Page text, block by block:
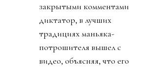
закрытыми комментами
диктатор, в лучших
традициях маньяка-
потрошителя вышел с
видео, объясняя, что его